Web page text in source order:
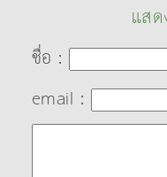
แส
ชื่อ :
email :